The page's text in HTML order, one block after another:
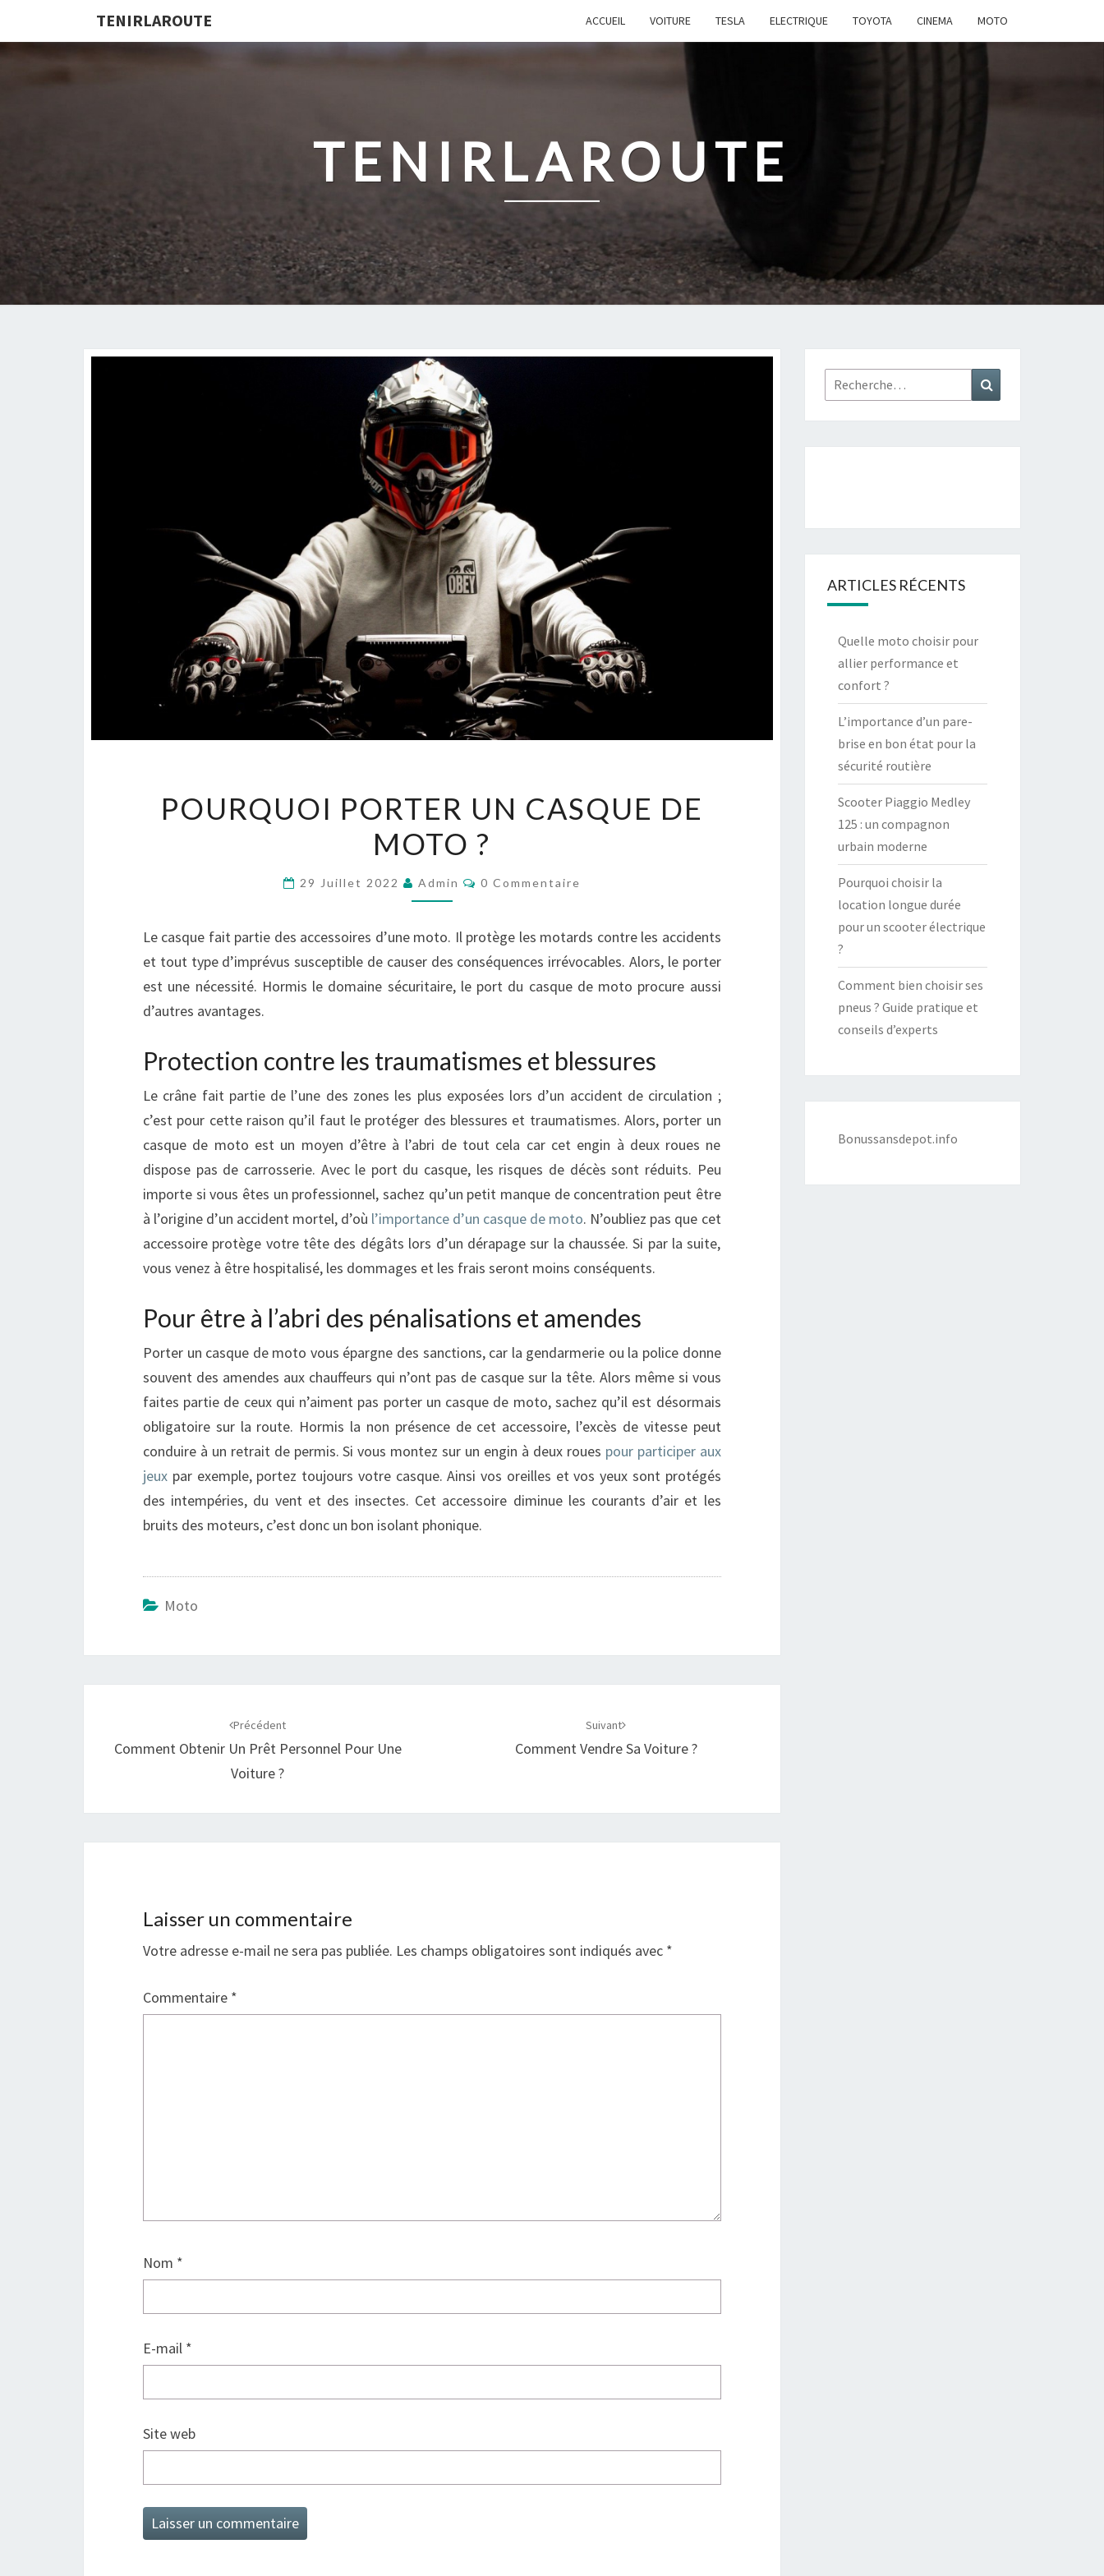
TENIRLAROUTE ACCUEIL VOITURE TESLA ELECTRIQUE TOYOTA CINEMA MOTO
TENIRLAROUTE
PORTER
UN
CASQUE
DE
?
POURQUOI PORTER UN CASQUE DE
MOTO ?
29 Juillet 2022 Admin Commentaires
0 Commentaire
Le casque fait partie des accessoires d’une moto. Il protège les motards contre les accidents
et tout type d’imprévus susceptible de causer des conséquences irrévocables. Alors, le porter
est une nécessité. Hormis le domaine sécuritaire, le port du casque de moto procure aussi
d’autres avantages.
Protection contre les traumatismes et blessures
Le crâne fait partie de l’une des zones les plus exposées lors d’un accident de circulation ;
c’est pour cette raison qu’il faut le protéger des blessures et traumatismes. Alors, porter un
casque de moto est un moyen d’être à l’abri de tout cela car cet engin à deux roues ne
dispose pas de carrosserie. Avec le port du casque, les risques de décès sont réduits. Peu
importe si vous êtes un professionnel, sachez qu’un petit manque de concentration peut être
à l’origine d’un accident mortel, d’où l’importance d’un casque de moto. N’oubliez pas que cet
accessoire protège votre tête des dégâts lors d’un dérapage sur la chaussée. Si par la suite,
vous venez à être hospitalisé, les dommages et les frais seront moins conséquents.
Pour être à l’abri des pénalisations et amendes
Porter un casque de moto vous épargne des sanctions, car la gendarmerie ou la police donne
souvent des amendes aux chauffeurs qui n’ont pas de casque sur la tête. Alors même si vous
faites partie de ceux qui n’aiment pas porter un casque de moto, sachez qu’il est désormais
obligatoire sur la route. Hormis la non présence de cet accessoire, l’excès de vitesse peut
conduire à un retrait de permis. Si vous montez sur un engin à deux roues pour participer aux
jeux par exemple, portez toujours votre casque. Ainsi vos oreilles et vos yeux sont protégés
des intempéries, du vent et des insectes. Cet accessoire diminue les courants d’air et les
bruits des moteurs, c’est donc un bon isolant phonique.
Moto
Précédent
Comment Obtenir Un Prêt Personnel Pour Une
Voiture ?
Suivant
Comment Vendre Sa Voiture ?
Laisser un commentaire
Votre adresse e-mail ne sera pas publiée. Les champs obligatoires sont indiqués avec *
Commentaire *
Nom *
E-mail *
Site web
Rechercher :
ARTICLES RÉCENTS
Quelle moto choisir pour
allier performance et
confort ?
L’importance d’un pare-
brise en bon état pour la
sécurité routière
Scooter Piaggio Medley
125 : un compagnon
urbain moderne
Pourquoi choisir la
location longue durée
pour un scooter électrique
?
Comment bien choisir ses
pneus ? Guide pratique et
conseils d’experts
Bonussansdepot.info